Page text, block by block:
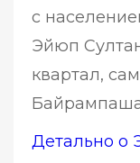
с
Эйюп
квартал,
Детально о